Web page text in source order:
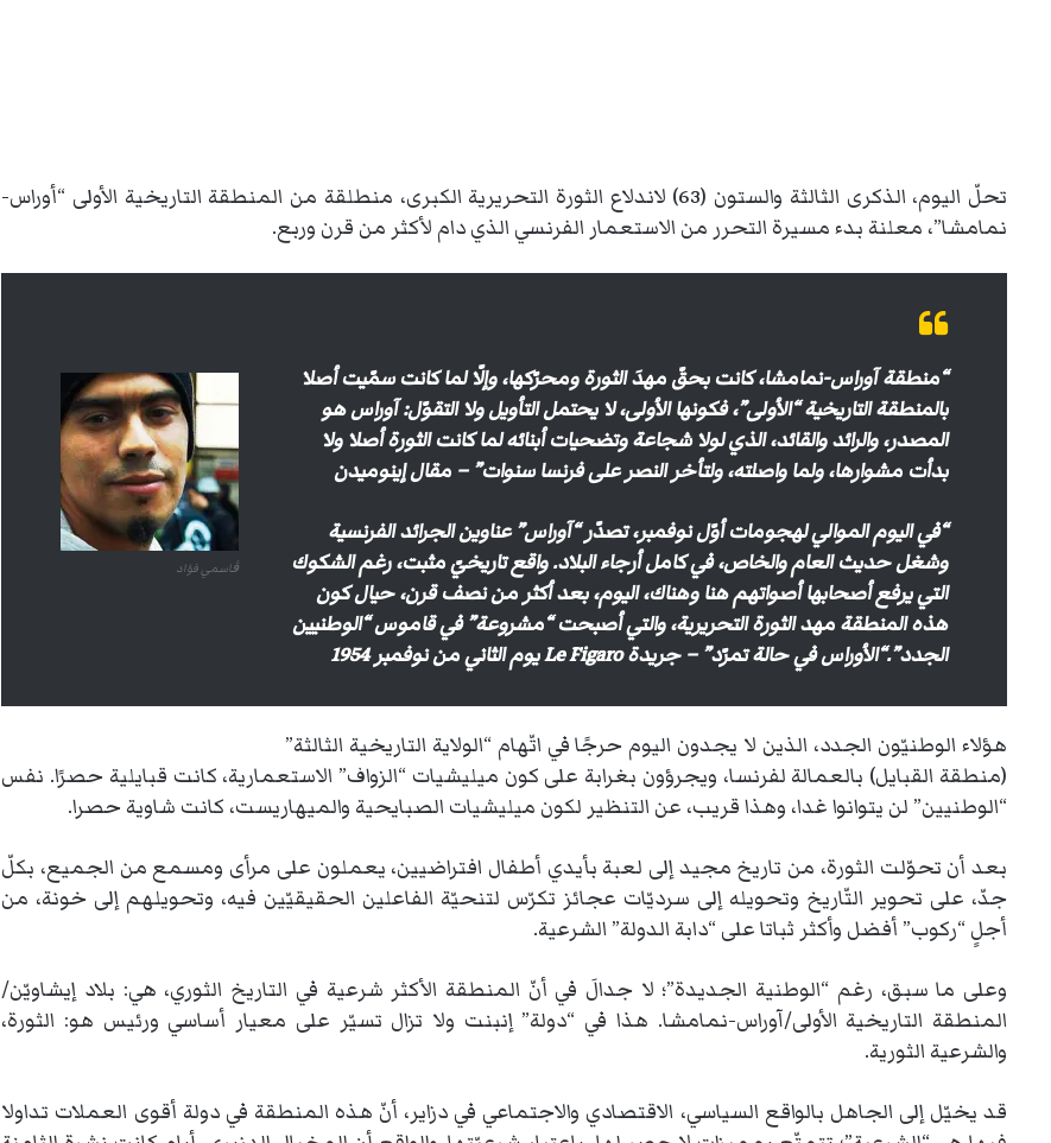
تحلّ اليوم، الذكرى الثالثة والستون (63) لاندلاع الثورة التحريرية الكبرى، منطلقة من المنطقة التاريخية الأولى “أوراس-
نمامشا”، معلنة بدء مسيرة التحرر من الاستعمار الفرنسي الذي دام لأكثر من قرن وربع.
ڨاسمي فؤاد
“منطقة آوراس-نمامشا، كانت بحقّ مهدَ الثورة ومحرّكها، وإلّا لما كانت سمّيت أصلا
بالمنطقة التاريخية “الأولى”، فكونها الأولى، لا يحتمل التأويل ولا التقوّل: آوراس هو
المصدر، والرائد والقائد، الذي لولا شجاعة وتضحيات أبنائه لما كانت الثورة أصلا ولا
بدأت مشوارها، ولما واصلته، ولتأخر النصر على فرنسا سنوات” – مقال إينوميدن
“في اليوم الموالي لهجومات أوّل نوفمبر، تصدّر “آوراس” عناوين الجرائد الفرنسية
وشغل حديث العام والخاص، في كامل أرجاء البلاد. واقع تاريخيّ مثبت، رغم الشكوك
التي يرفع أصحابها أصواتهم هنا وهناك، اليوم، بعد أكثر من نصف قرن، حيال كون
هذه المنطقة مهد الثورة التحريرية، والتي أصبحت “مشروعة” في قاموس “الوطنيين
الجدد”.“الأوراس في حالة تمرّد” – جريدة Le Figaro يوم الثاني من نوفمبر 1954
هؤلاء الوطنيّون الجدد، الذين لا يجدون اليوم حرجًا في اتّهام “الولاية التاريخية الثالثة”
(منطقة القبايل) بالعمالة لفرنسا، ويجرؤون بغرابة على كون ميليشيات “الزواف” الاستعمارية، كانت قبايلية حصرًا. نفس
“الوطنيين” لن يتوانوا غدا، وهذا قريب، عن التنظير لكون ميليشيات الصبايحية والميهاريست، كانت شاوية حصرا.
بعد أن تحوّلت الثورة، من تاريخ مجيد إلى لعبة بأيدي أطفال افتراضيين، يعملون على مرأى ومسمع من الجميع، بكلّ
جدّ، على تحوير التّاريخ وتحويله إلى سرديّات عجائز تكرّس لتنحيّة الفاعلين الحقيقيّين فيه، وتحويلهم إلى خونة، من
أجلٍ “ركوب” أفضل وأكثر ثباتا على “دابة الدولة” الشرعية.
وعلى ما سبق، رغم “الوطنية الجديدة”؛ لا جدالَ في أنّ المنطقة الأكثر شرعية في التاريخ الثوري، هي: بلاد إيشاويّن/
المنطقة التاريخية الأولى/آوراس-نمامشا. هذا في “دولة” إنبنت ولا تزال تسيّر على معيار أساسي ورئيس هو: الثورة،
والشرعية الثورية.
قد يخيّل إلى الجاهل بالواقع السياسي، الاقتصادي والاجتماعي في دزاير، أنّ هذه المنطقة في دولة أقوى العملات تداولا